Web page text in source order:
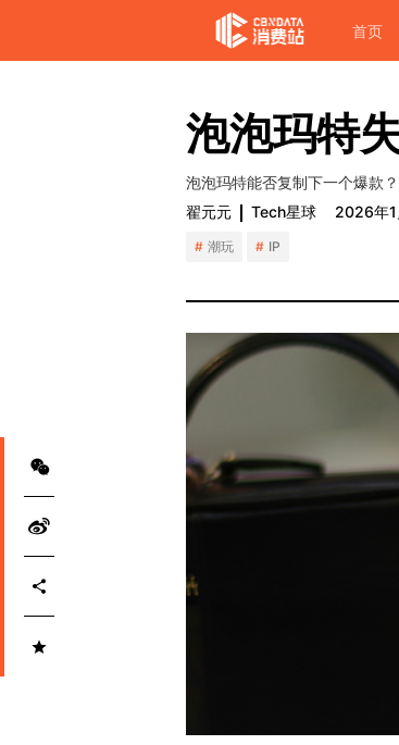
首页
泡泡玛特
泡泡玛特能否复制下一个爆款？
翟元元
Tech星球 2026年1
潮玩 IP